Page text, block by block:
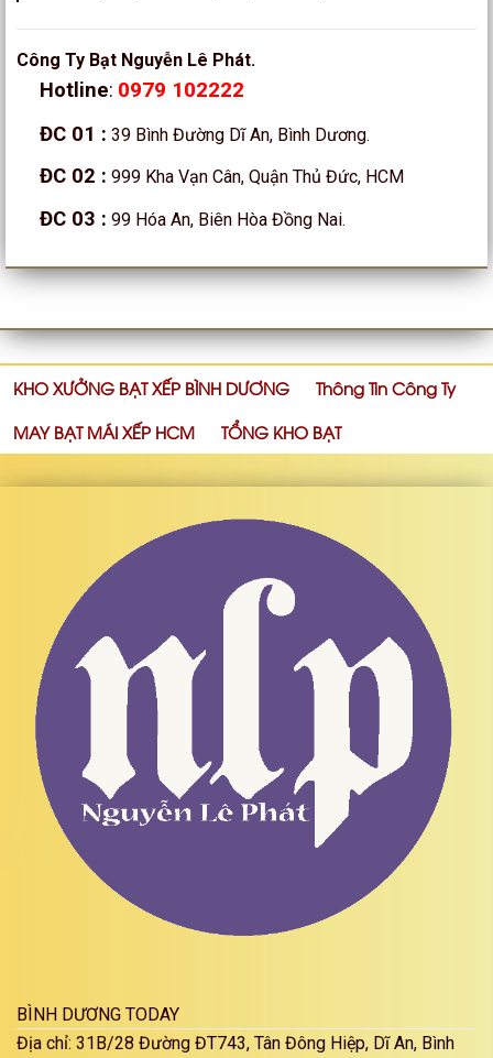
Công Ty Bạt Nguyễn Lê Phát.
Hotline: 0979 102222
ĐC 01 : 39 Bình Đường Dĩ An, Bình Dương.
ĐC 02 : 999 Kha Vạn Cân, Quận Thủ Đức, HCM
ĐC 03 : 99 Hóa An, Biên Hòa Đồng Nai.
KHO XƯỞNG BẠT XẾP BÌNH DƯƠNG
Thông Tin Công Ty
MAY BẠT MÁI XẾP HCM
TỔNG KHO BẠT
BÌNH DƯƠNG TODAY
Địa chỉ: 31B/28 Đường ĐT743, Tân Đông Hiệp, Dĩ An, Bình